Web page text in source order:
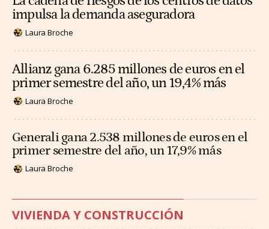
impulsa la demanda aseguradora
Laura Broche
Allianz gana 6.285 millones de euros en el
primer semestre del año, un 19,4% más
Laura Broche
Generali gana 2.538 millones de euros en el
primer semestre del año, un 17,9% más
Laura Broche
VIVIENDA Y CONSTRUCCIÓN